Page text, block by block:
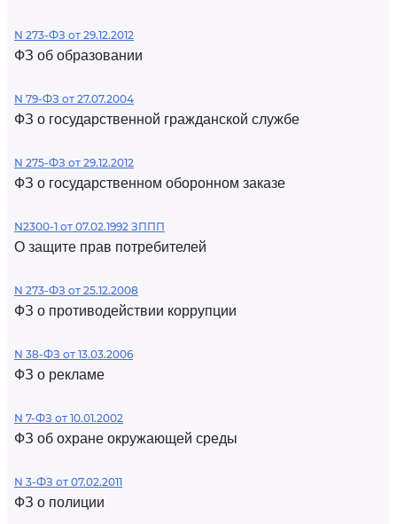
N 273-ФЗ от 29.12.2012
ФЗ об образовании
N 79-ФЗ от 27.07.2004
ФЗ о государственной гражданской службе
N 275-ФЗ от 29.12.2012
ФЗ о государственном оборонном заказе
N2300-1 от 07.02.1992 ЗППП
О защите прав потребителей
N 273-ФЗ от 25.12.2008
ФЗ о противодействии коррупции
N 38-ФЗ от 13.03.2006
ФЗ о рекламе
N 7-ФЗ от 10.01.2002
ФЗ об охране окружающей среды
N 3-ФЗ от 07.02.2011
ФЗ о полиции